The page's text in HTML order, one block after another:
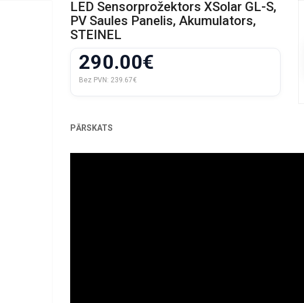
LED Sensorprožektors XSolar GL-S,
PV Saules Panelis, Akumulators,
STEINEL
290.00€
Bez PVN: 239.67€
PĀRSKATS